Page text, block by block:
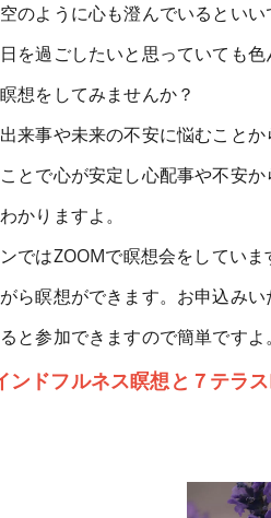
のように心も澄んでいるとい
を過ごしたいと思っていても色
想をしてみませんか？
来事や未来の不安に悩むこと
とで心が安定し心配事や不安
かりますよ。
ではZOOMで瞑想会をしていま
ら瞑想ができます。お申込みい
と参加できますので簡単ですよ。
ンドフルネス瞑想と７テラ